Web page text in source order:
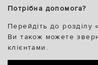
Потрібна допомога?
Перейдіть до розділу
Ви також можете
клієнтами.